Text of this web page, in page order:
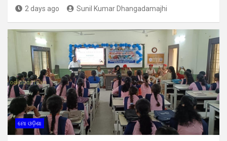
2 days ago Sunil Kumar Dhangadamajhi
ମୋ ଓଡ଼ିଶା